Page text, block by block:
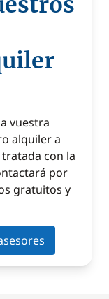
vuestra
alquiler a
con la
por
gratuitos y